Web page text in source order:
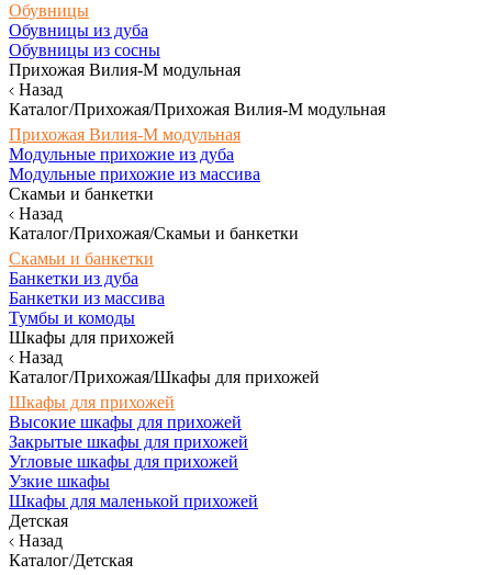
Обувницы
Обувницы из дуба
Обувницы из сосны
Прихожая Вилия-М модульная
Назад
Каталог/Прихожая/Прихожая Вилия-М модульная
Прихожая Вилия-М модульная
Модульные прихожие из дуба
Модульные прихожие из массива
Скамьи и банкетки
Назад
Каталог/Прихожая/Скамьи и банкетки
Скамьи и банкетки
Банкетки из дуба
Банкетки из массива
Тумбы и комоды
Шкафы для прихожей
Назад
Каталог/Прихожая/Шкафы для прихожей
Шкафы для прихожей
Высокие шкафы для прихожей
Закрытые шкафы для прихожей
Угловые шкафы для прихожей
Узкие шкафы
Шкафы для маленькой прихожей
Детская
Назад
Каталог/Детская